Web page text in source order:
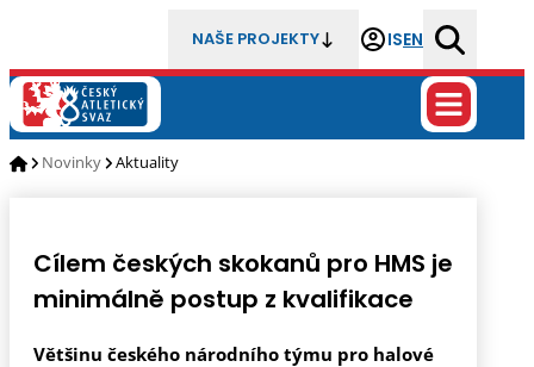
NAŠE PROJEKTY ISEN
Novinky Aktuality
Cílem českých skokanů pro HMS je
minimálně postup z kvalifikace
Většinu českého národního týmu pro halové